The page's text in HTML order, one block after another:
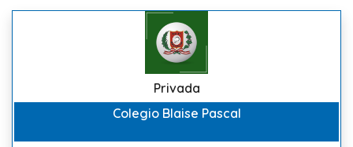
Privada
Colegio Blaise Pascal